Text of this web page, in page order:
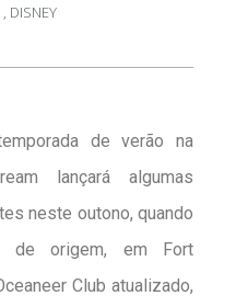
DISNEY
de verão na
lançará algumas
neste outono, quando
de origem, em Fort
Club atualizado,